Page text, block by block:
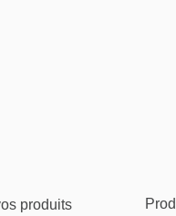
produits